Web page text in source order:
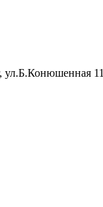
ул.Б.Конюшенная 11